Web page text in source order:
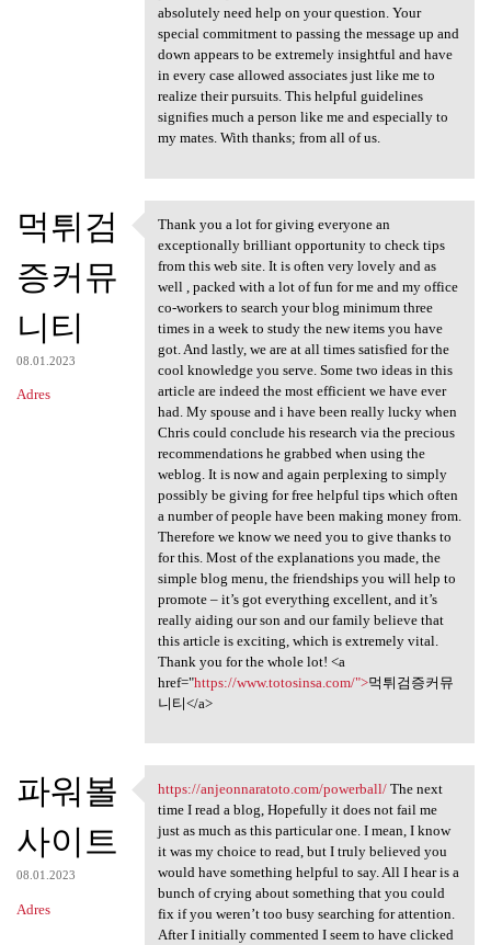
absolutely need help on your question. Your
special commitment to passing the message up and
down appears to be extremely insightful and have
in every case allowed associates just like me to
realize their pursuits. This helpful guidelines
signifies much a person like me and especially to
my mates. With thanks; from all of us.
먹튀검
증커뮤
니티
08.01.2023
Adres
Thank you a lot for giving
Thank you a lot for giving everyone an
exceptionally brilliant opportunity to check tips
from this web site. It is often very lovely and as
well , packed with a lot of fun for me and my office
co-workers to search your blog minimum three
times in a week to study the new items you have
got. And lastly, we are at all times satisfied for the
cool knowledge you serve. Some two ideas in this
article are indeed the most efficient we have ever
had. My spouse and i have been really lucky when
Chris could conclude his research via the precious
recommendations he grabbed when using the
weblog. It is now and again perplexing to simply
possibly be giving for free helpful tips which often
a number of people have been making money from.
Therefore we know we need you to give thanks to
for this. Most of the explanations you made, the
simple blog menu, the friendships you will help to
promote – it’s got everything excellent, and it’s
really aiding our son and our family believe that
this article is exciting, which is extremely vital.
Thank you for the whole lot! <a
href="https://www.totosinsa.com/">먹튀검증커뮤
니티</a>
파워볼
사이트
08.01.2023
Adres
https://anjeonnaratoto.com
https://anjeonnaratoto.com/powerball/The next
time I read a blog, Hopefully it does not fail me
just as much as this particular one. I mean, I know
it was my choice to read, but I truly believed you
would have something helpful to say. All I hear is a
bunch of crying about something that you could
fix if you weren’t too busy searching for attention.
After I initially commented I seem to have clicked